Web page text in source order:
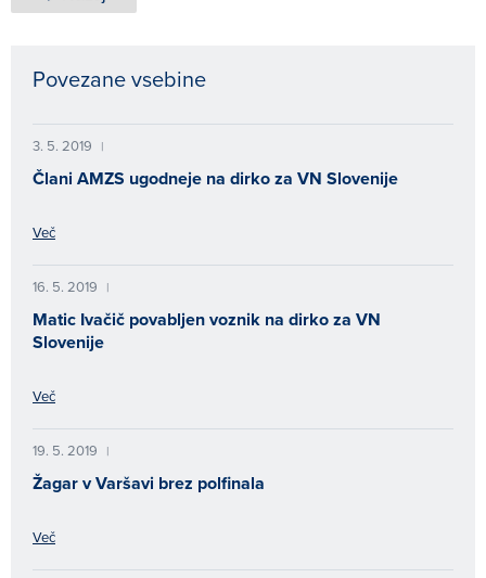
Povezane vsebine
3. 5. 2019 |
Člani AMZS ugodneje na dirko za VN Slovenije
Več
16. 5. 2019 |
Matic Ivačič povabljen voznik na dirko za VN
Slovenije
Več
19. 5. 2019 |
Žagar v Varšavi brez polfinala
Več